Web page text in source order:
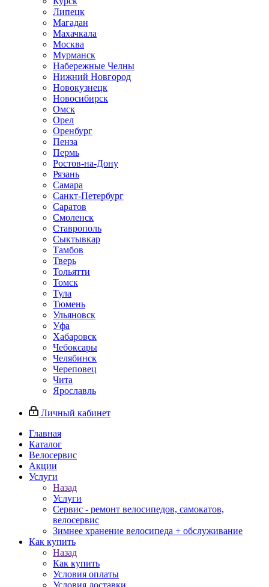
Липецк
Магадан
Махачкала
Москва
Мурманск
Набережные Челны
Нижний Новгород
Новокузнецк
Новосибирск
Омск
Орел
Оренбург
Пенза
Пермь
Ростов-на-Дону
Рязань
Самара
Санкт-Петербург
Саратов
Смоленск
Ставрополь
Сыктывкар
Тамбов
Тверь
Тольятти
Томск
Тула
Тюмень
Ульяновск
Уфа
Хабаровск
Чебоксары
Челябинск
Череповец
Чита
Ярославль
Личный кабинет
Главная
Каталог
Велосервис
Акции
Услуги
Назад
Услуги
Сервис - ремонт велосипедов, самокатов,
велосервис
Зимнее хранение велосипеда + обслуживание
Как купить
Назад
Как купить
Условия оплаты
Условия доставки